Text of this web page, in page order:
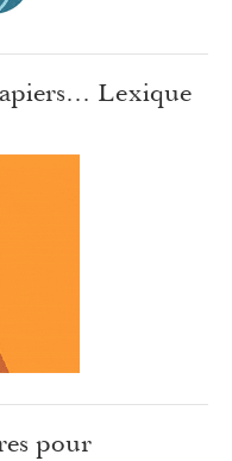
Lexique
pour